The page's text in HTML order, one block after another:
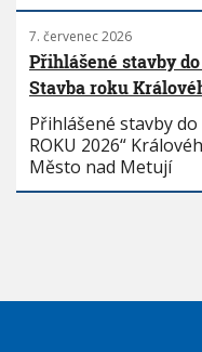
7. červenec 2026
Přihlášené stavby
Stavba roku
Přihlášené stavby
ROKU 2026“
Město nad Metují